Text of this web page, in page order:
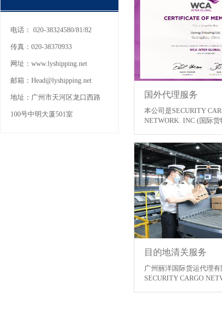
电话： 020-38324580/81/82
传真： 020-38370933
网址： www.lyshipping.net
邮箱： Head@lyshipping.net
地址： 广州市天河区龙口西路
100号中明大厦501室
国外代理服务
本公司是SECURITY
NETWORK. INC (国际
盟）、WIFFA（国际货
ASA（国际货代联盟）
地尤其是东南亚、欧美
目的地清关服务
广州丽洋国际货运代理
SECURITY CARGO